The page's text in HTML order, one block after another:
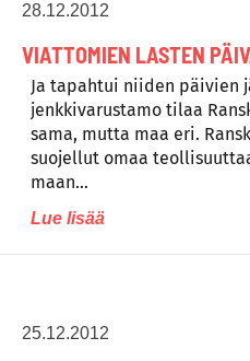
28.12.2012
VIATTOMIEN LASTEN
Ja tapahtui niiden päivien
jenkkivarustamo tilaa
sama, mutta maa eri.
suojellut omaa
maan…
Lue lisää
25.12.2012